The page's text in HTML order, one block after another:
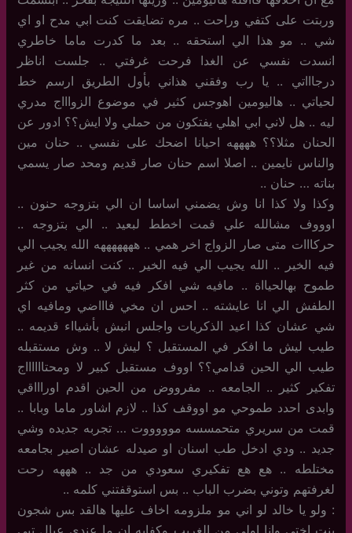
وربتت على كتفي وراحت .. مره تضايقت كنت ابي مدح او اي
شي .. مو هذا الي استحقه .. بعد ما كدرت ماما خاطري
انسدت نفسي عن الغدا فرحت غرفتي .. جلست اناظر
درجاااتي .. يا رب وفقني هذاني بأول الطريق ارسم خط
لحياتي .. هاليومين اهوجس كثير في موضوع الزواااج مدري
ليه .. هل لاني ابي اهلي يفتكون من حملي ولا ايش؟؟ ادور عن
الحنان مثلا؟؟ ههههه احيانا اضحك على نفسي .. حنان مين
والناس نايمين .. اصلا اسم حنان صار قديم ومحد صار يسمي
بناته … حنان ..
وكذا ولا كذا انا وش يضمني اساسا ان الي بتزوجه حنون ..
اوووف مشالله علي قمت اخطط لبعيد .. الي بتزوجه ..
حركااات متى صار الزواج اخر همي .. هههههههه الله يجيب الي
فيه الخير .. الله يجيب الي فيه الخير .. كنت انسانه من غير
طموح بهالحيااة .. مافيه شي افكر فيه في حياتي من كثر
الطفش الي انا عايشته .. احس ان مخي فاااضي ومافيه اي
شي عشان كذا اعيد الذكريات واجلس انبش بأشيااء قديمه ..
طيب ليش ما افكر في المستقبل ؟ ليش لا .. وش مستقبله
طيب الي الحين قدامي؟؟ اووف مستقبل كبير لا ومحتااااااج
تفكير كثير .. الجامعه .. مفرووض من الحين اقدم اوراااقي
وابدى احدد طموحي مو اووقف كذا .. لازم اشاور ماما وبابا ..
قمت من سريري متحمسسه موووووت … تجربه جديده وشي
جديد .. ودي ادخل طب اسنان او صيدله عشان اصير بجامعه
مختلطه .. هع هع تفكيري سعودي من جد .. هههه رحت
لغرفتهم وتوني بضرب الباب .. بس استوقفتني كلمه ..
: ولو يا خالد لو اني مو ملزومه اخاف عليها هالقد بس شجون